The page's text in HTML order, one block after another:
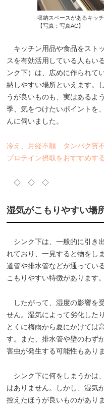
収納スペースがあるキッ
【写真：写真AC】
キッチン用品や食品をスト
スを有効活用している人もい
ンク下）は、広めに作られて
納しやすい場所といえます。
うが良いものも、実はあるよ
季、気をつけたいポイントを
んに伺いました。
冷え、月経不順…タンパク質
プロテイン摂取をおすすめす
◇ ◇ ◇
湿気がこもりやすい場
シンク下は、一般的に引き
れており、一見すると物をし
道管や排水管などが通ってい
こもりやすい特徴があります。
したがって、湿度の影響を
せん。湿気によって劣化した
とくに梅雨から夏にかけては
す。また、排水管や壁のわず
害虫が発生する可能性もありま
シンク下に何をしまうかは
はありません。しかし、湿気
控えたほうが良いものがありま